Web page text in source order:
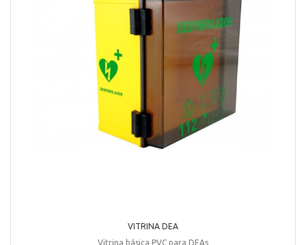
VITRINA DEA
Vitrina básica PVC para DEAs